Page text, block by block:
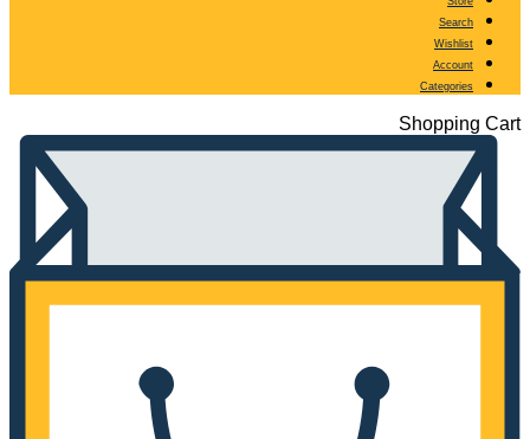
Search
Wishlist
Account
Categories
Shopping Cart